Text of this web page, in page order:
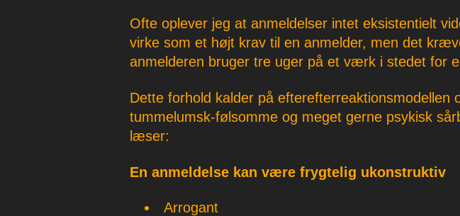
Ofte oplever jeg at anmeldelser intet eksistentielt
virke som et højt krav til en anmelder, men det
anmelderen bruger tre uger på et værk i stedet for
Dette forhold kalder på efterefterreaktionsmodellen
tummelumsk-følsomme og meget gerne psykisk
læser:
En anmeldelse kan være frygtelig ukonstruktiv
Arrogant